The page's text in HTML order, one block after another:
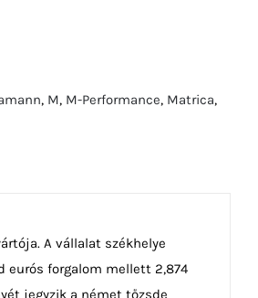
, M, M-Performance, Matrica,
A vállalat székhelye
eurós forgalom mellett 2,874
jegyzik a német tőzsde